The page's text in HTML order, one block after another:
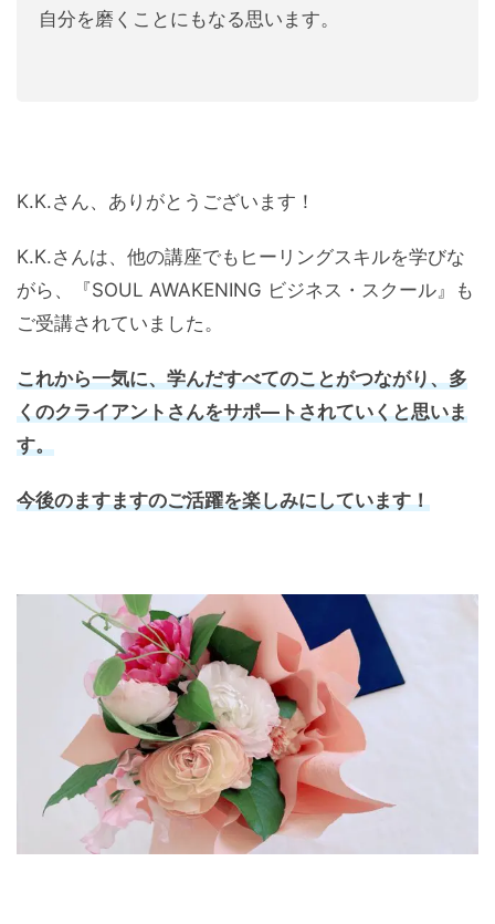
自分を磨くことにもなる思います。
K.K.さん、ありがとうございます！
K.K.さんは、他の講座でもヒーリングスキルを学びな
がら、『SOUL AWAKENING ビジネス・スクール』も
ご受講されていました。
これから一気に、学んだすべてのことがつながり、多
くのクライアントさんをサポ―トされていくと思いま
す。
今後のますますのご活躍を楽しみにしています！